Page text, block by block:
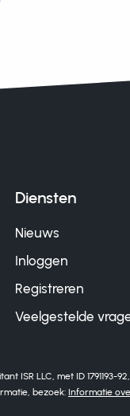
Diensten
Nieuws
Inloggen
Registreren
Veelgestelde
ISR LLC, met ID 1791193-
bezoek: Informatie